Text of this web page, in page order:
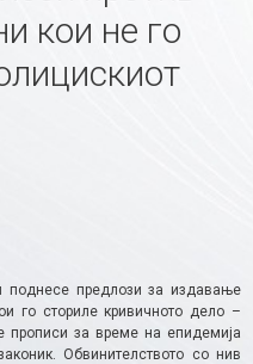
кои не го
поднесе предлози за издавање
го сториле кривичното дело –
прописи за време на епидемија
Обвинителството со нив